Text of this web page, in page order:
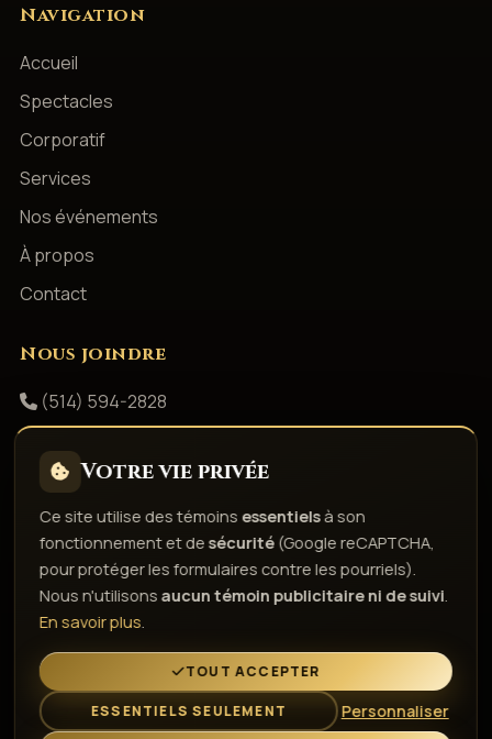
Navigation
Accueil
Spectacles
Corporatif
Services
Nos événements
À propos
Contact
Nous joindre
(514) 594-2828
Facebook
Politique de confidentialité Conditions d'utilisation
Droits d'auteur & responsabilitéPolitique de témoins
L'esprit de la fête depuis 1980
© 2026 Gestion Showbizz Inc. — Tous droits réservés ·
Votre vie privée
Ce site utilise des témoinsessentielsà son
fonctionnement et desécurité (Google reCAPTCHA,
pour protéger les formulaires contre les pourriels).
Nous n'utilisonsaucun témoin publicitaire ni de suivi.
En savoir plus.
TOUT ACCEPTER
ESSENTIELS SEULEMENT Personnaliser